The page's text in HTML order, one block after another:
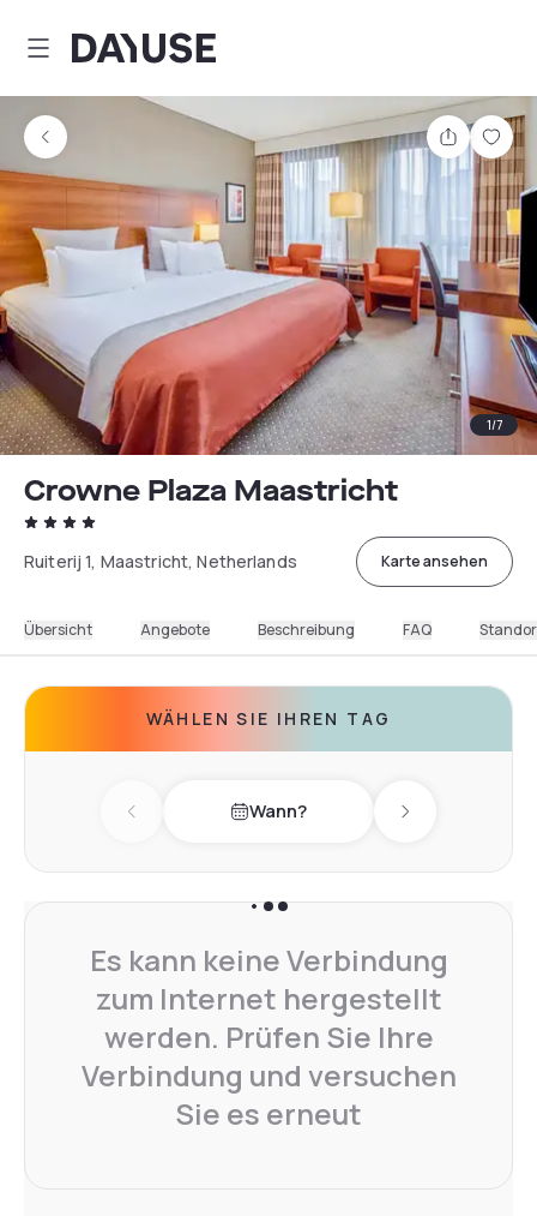
Dayuse
Teilen
1/7
Crowne Plaza Maastricht
Ruiterij 1, Maastricht, Netherlands Karte ansehen
Übersicht Angebote Beschreibung FAQ
WÄHLEN SIE IHREN TAG
Previous day Wann? Next day
Es kann keine Verbindung
zum Internet hergestellt
werden. Prüfen Sie Ihre
Verbindung und versuchen
Sie es erneut